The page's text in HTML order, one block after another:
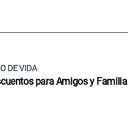
DE VIDA
para Amigos y Familia